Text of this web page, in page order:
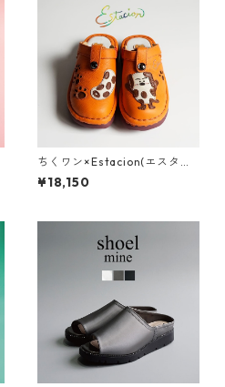
ちくワン×Estacion(エスタシ
オン)コラボ ちくワンモチーフ
2way本革サボシューズ TGE68
¥18,150